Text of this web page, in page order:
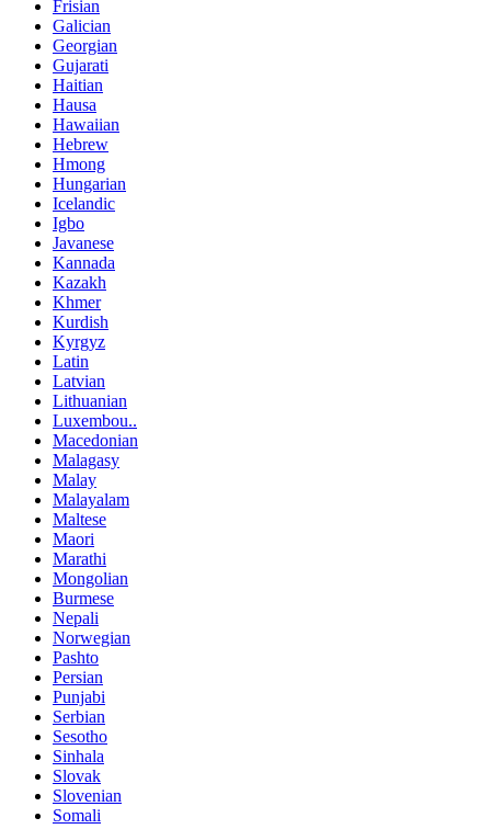
Frisian
Galician
Georgian
Gujarati
Haitian
Hausa
Hawaiian
Hebrew
Hmong
Hungarian
Icelandic
Igbo
Javanese
Kannada
Kazakh
Khmer
Kurdish
Kyrgyz
Latin
Latvian
Lithuanian
Luxembou..
Macedonian
Malagasy
Malay
Malayalam
Maltese
Maori
Marathi
Mongolian
Burmese
Nepali
Norwegian
Pashto
Persian
Punjabi
Serbian
Sesotho
Sinhala
Slovak
Slovenian
Somali